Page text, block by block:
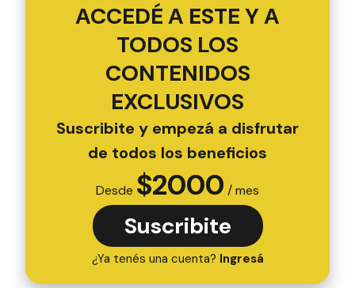
ACCEDÉ A ESTE Y A
TODOS LOS
CONTENIDOS
EXCLUSIVOS
Suscribite y empezá a disfrutar
de todos los beneficios
Desde $2000 / mes
Suscribite
¿Ya tenés una cuenta? Ingresá